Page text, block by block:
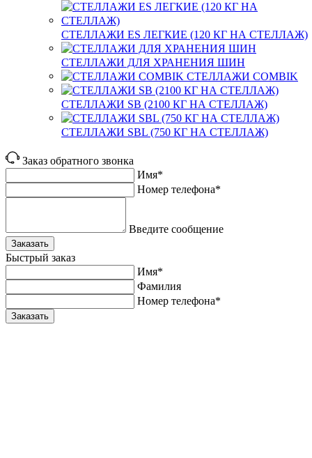
СТЕЛЛАЖИ ES ЛЕГКИЕ (120 КГ НА СТЕЛЛАЖ)
СТЕЛЛАЖИ ДЛЯ ХРАНЕНИЯ ШИН
СТЕЛЛАЖИ COMBIK
СТЕЛЛАЖИ SB (2100 КГ НА СТЕЛЛАЖ)
СТЕЛЛАЖИ SBL (750 КГ НА СТЕЛЛАЖ)
Заказ обратного звонка
Имя*
Номер телефона*
Введите сообщение
Заказать
Быстрый заказ
Имя*
Фамилия
Номер телефона*